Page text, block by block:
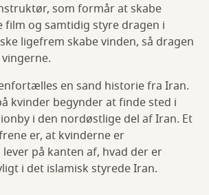
som formår at skabe
film og samtidig styre dragen i
ligefrem skabe vinden, så dragen
en sand historie fra Iran.
kvinder begynder at finde sted i
i den nordøstlige del af Iran. Et
er, at kvinderne er
på kanten af, hvad der er
i det islamisk styrede Iran.